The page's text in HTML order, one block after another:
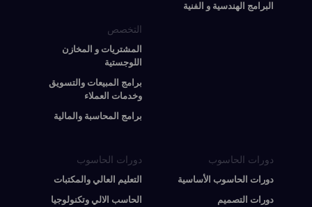
البرامج الهندسية و الفنية
التخصص
المشتريات و المخازن
اللوجستية
برامج المبيعات والتسويق
وخدمات العملاء
برامج المحاسبة والمالية
دورات الحاسوب
دورات الحاسوب الأساسية
دورات التصميم
دورات الحاسوب
التعليم العالي والمكتبات
الحاسب الالي وتكنولوجيا